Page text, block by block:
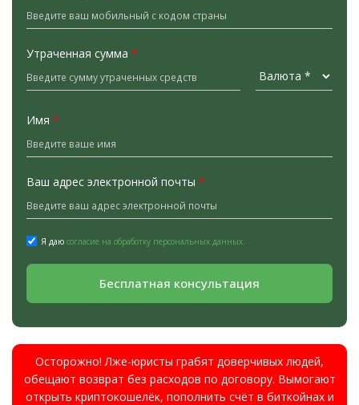
Утраченная сумма *
Имя *
Ваш адрес электронной почты *
Я даю согласие на обработку персональных данных.
Бесплатная консультация
Осторожно! Лже-юристы грабят доверчивых людей,
обещают возврат без расходов по договору. Вымогают
открыть криптокошелёк, пополнить счёт в биткойнах и